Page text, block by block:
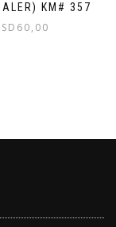
KM# 357
60,00